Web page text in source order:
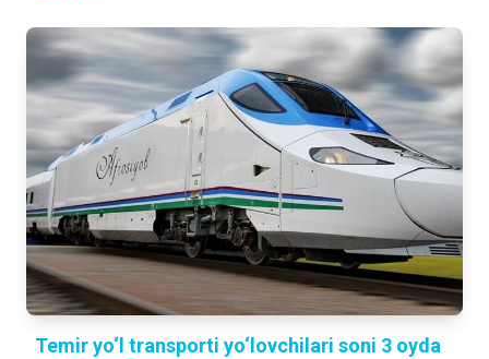
Temir yo‘l transporti yo‘lovchilari soni 3 oyda